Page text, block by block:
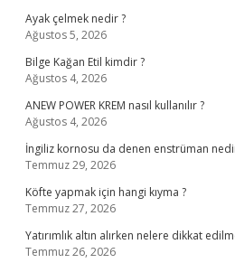
Ayak çelmek nedir ?
Ağustos 5, 2026
Bilge Kağan Etil kimdir ?
Ağustos 4, 2026
ANEW POWER KREM nasıl kullanılır ?
Ağustos 4, 2026
İngiliz kornosu da denen enstrüman
Temmuz 29, 2026
Köfte yapmak için hangi kıyma ?
Temmuz 27, 2026
Yatırımlık altın alırken nelere dikkat
Temmuz 26, 2026